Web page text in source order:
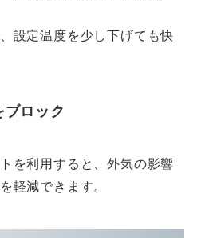
設定温度を少し下げても快
ロック
を利用すると、外気の影響
軽減できます。